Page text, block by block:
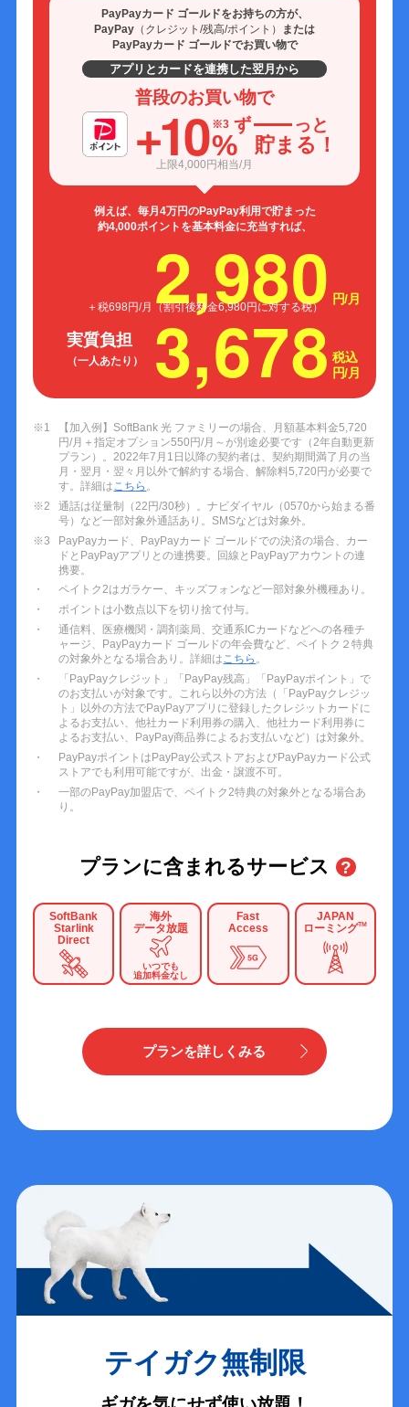
PayPayカード ゴールドをお持ちの方が、
PayPay （クレジット/残高/ポイント）
または
PayPayカード ゴールドでお買い物で
アプリとカードを連携した翌月から
普段のお買い物で
+10 ※3
%
ず っと
貯まる！
上限4,000円相当/月
例えば、毎月4万円のPayPay利用で貯まった
約4,000ポイントを基本料金に充当すれば、
2,980 円/月
実質負担
（一人あたり）
＋税698円/月（割引後料金6,980円に対する税）
3,678 税込
円/月
※1
【加入例】SoftBank 光 ファミリーの場合、月額基本料金5,720
円/月＋指定オプション550円/月～が別途必要です（2年自動更新
プラン）。2022年7月1日以降の契約者は、契約期間満了月の当
月・翌月・翌々月以外で解約する場合、解除料5,720円が必要で
す。詳細は こちら
※2
通話は従量制（22円/30秒）。ナビダイヤル（0570から始まる番
号）など一部対象外通話あり。SMSなどは対象外。
※3
PayPayカード、PayPayカード ゴールドでの決済の場合、カー
ドとPayPayアプリとの連携要。回線とPayPayアカウントの連
携要。
ペイトク2はガラケー、キッズフォンなど一部対象外機種あり。
ポイントは小数点以下を切り捨て付与。
通信料、医療機関・調剤薬局、交通系ICカードなどへの各種チ
ャージ、PayPayカード ゴールドの年会費など、ペイトク２特典
の対象外となる場合あり。詳細はこちら 。
「PayPayクレジット」「PayPay残高」「PayPayポイント」で
のお支払いが対象です。これら以外の方法（「PayPayクレジッ
ト」以外の方法でPayPayアプリに登録したクレジットカードに
よるお支払い、他社カード利用券の購入、他社カード利用券に
よるお支払い、PayPay商品券によるお支払いなど）は対象外。
PayPayポイントはPayPay公式ストアおよびPayPayカード公式
ストアでも利用可能ですが、出金・譲渡不可。
一部のPayPay加盟店で、ペイトク2特典の対象外となる場合あ
り。
プランに含まれるサービス ?
SoftBank
Starlink
Direct
海外
データ放題
いつでも
追加料金なし
Fast
Access
JAPAN
ローミングTM
プランを詳しくみる
テイガク無制限